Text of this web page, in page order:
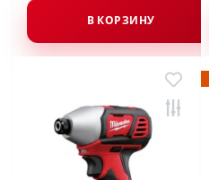
В КОРЗИНУ